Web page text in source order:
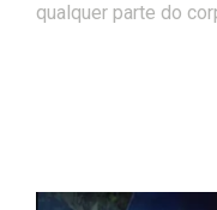
qualquer parte do